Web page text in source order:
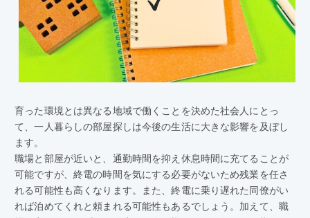
育った環境とは異なる地域で働くことを決めた社会人にとっ
て、一人暮らしの部屋探しは今後の生活に大きな影響を及ぼし
ます。
職場と部屋が近いと、通勤時間を抑え休息時間に充てることが
可能ですが、終電の時間を気にする必要がないため残業を任さ
れる可能性も高くなります。また、終電に乗り遅れた同僚がい
れば泊めてくれと頼まれる可能性もあるでしょう。加えて、職